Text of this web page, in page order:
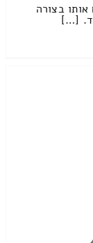
בצורה
[…]